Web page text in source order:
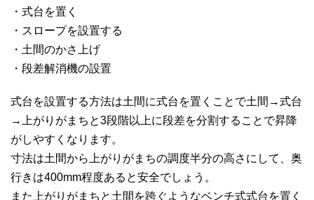
・式台を置く
・スロープを設置する
・土間のかさ上げ
・段差解消機の設置
式台を設置する方法は土間に式台を置くことで土間→式台
→上がりがまちと3段階以上に段差を分割することで昇降
がしやすくなります。
寸法は土間から上がりがまちの調度半分の高さにして、奥
行きは400mm程度あると安全でしょう。
また上がりがまちと土間を跨ぐようなベンチ式式台を置く